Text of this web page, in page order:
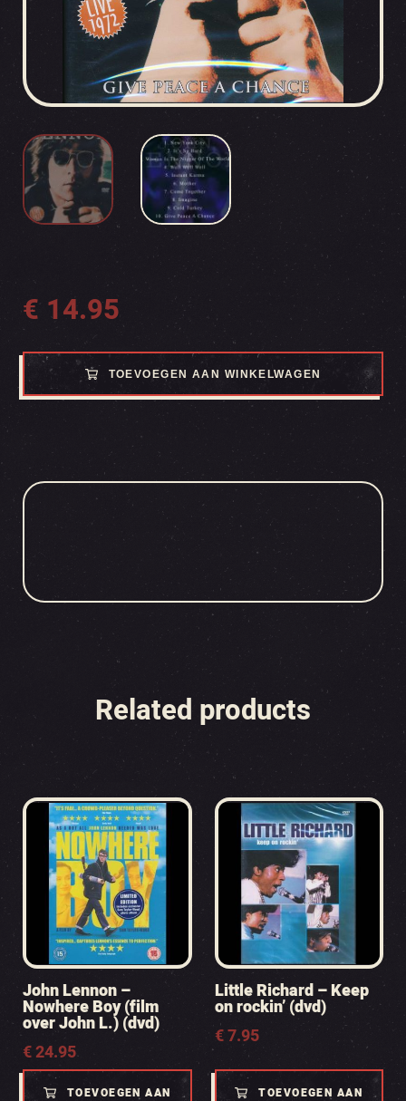
€ 14.95
TOEVOEGEN AAN WINKELWAGEN
Related products
John Lennon –
Nowhere Boy (film
over John L.) (dvd)
€24.95
TOEVOEGEN AAN
Little Richard – Keep
on rockin’ (dvd)
€7.95
TOEVOEGEN AAN